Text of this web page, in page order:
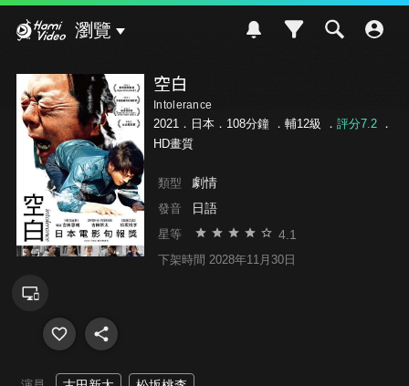
瀏覽
空白
Intolerance
2021．日本．108分鐘 ． 輔12級 ． 評分7.2．
HD畫質
類型 劇情
發音 日語
星等 4.1
下架時間 2028年11月30日